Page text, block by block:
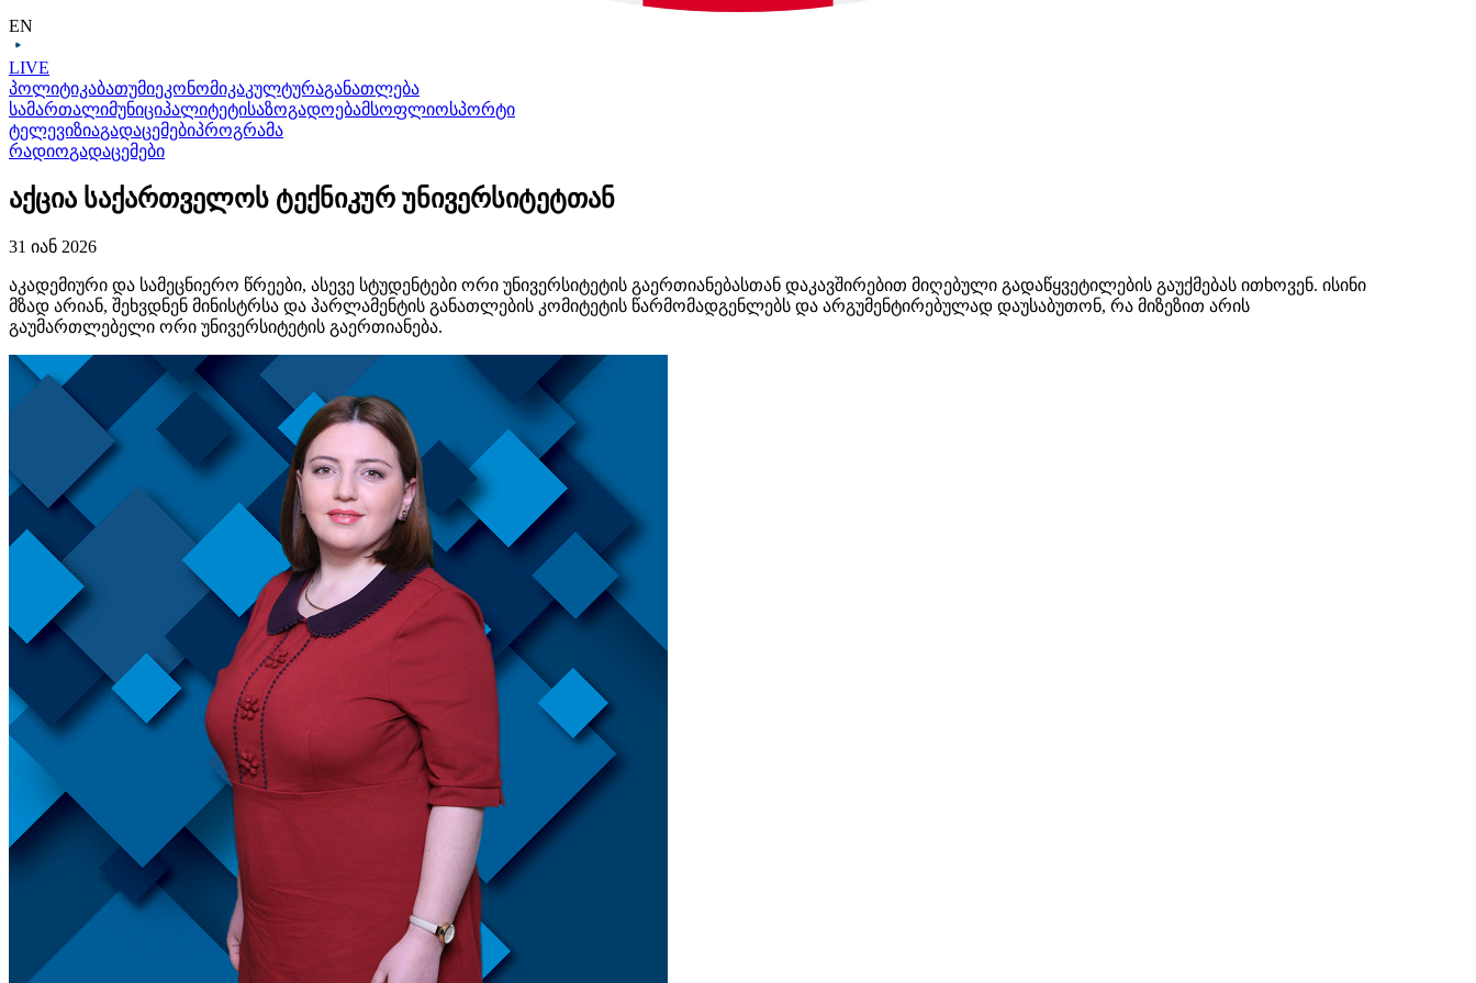
EN
LIVE
პოლიტიკაბათუმიეკონომიკაკულტურაგანათლება
სამართალიმუნიციპალიტეტისაზოგადოებამსოფლიოსპორტი
ტელევიზიაგადაცემებიპროგრამა
რადიოგადაცემები
აქცია საქართველოს ტექნიკურ უნივერსიტეტთან
31 იან 2026
აკადემიური და სამეცნიერო წრეები, ასევე სტუდენტები ორი უნივერსიტეტის გაერთიანებასთან დაკავშირებით მიღებული გადაწყვეტილების გაუქმებას ითხოვენ. ისინი
მზად არიან, შეხვდნენ მინისტრსა და პარლამენტის განათლების კომიტეტის წარმომადგენლებს და არგუმენტირებულად დაუსაბუთონ, რა მიზეზით არის
გაუმართლებელი ორი უნივერსიტეტის გაერთიანება.